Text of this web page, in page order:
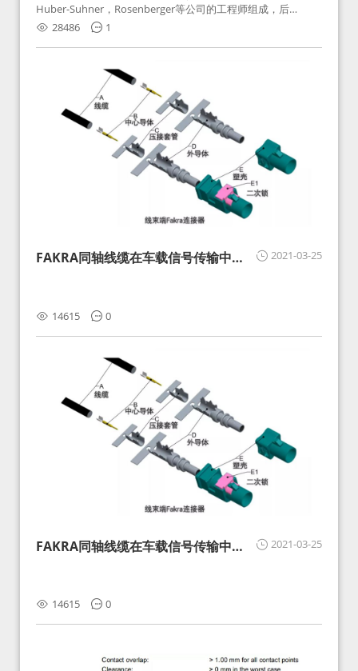
Huber-Suhner，Rosenberger等公司的工程师组成，后
Huber-Suhner相关连接器业务及技术在2010年并入
Rosenberger）缩写。起初为BMW需求用于车载收音机天线连
接，如今FAKRA已成为汽车行业通用标准的射频连接器，被业
28486 1
2021-03-25
FAKRA同轴线缆在车载信号传输中的
14615 0
2021-03-25
FAKRA同轴线缆在车载信号传输中的
14615 0